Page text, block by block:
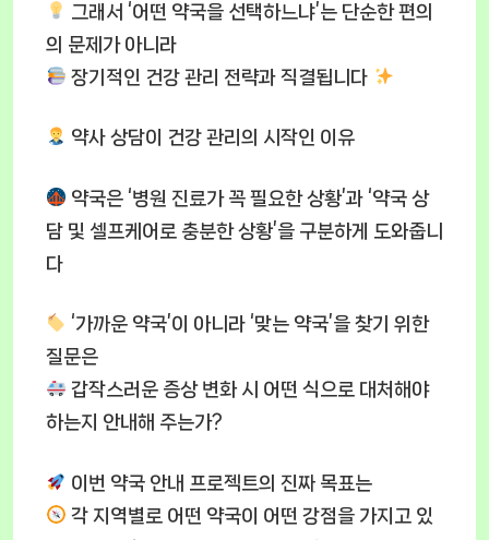
그래서 ‘어떤 약국을 선택하느냐’는 단순한 편의
의 문제가 아니라
장기적인 건강 관리 전략과 직결됩니다
약사 상담이 건강 관리의 시작인 이유
약국은 ‘병원 진료가 꼭 필요한 상황’과 ‘약국 상
담 및 셀프케어로 충분한 상황’을 구분하게 도와줍니
다
‘가까운 약국’이 아니라 ‘맞는 약국’을 찾기 위한
질문은
갑작스러운 증상 변화 시 어떤 식으로 대처해야
하는지 안내해 주는가?
이번 약국 안내 프로젝트의 진짜 목표는
각 지역별로 어떤 약국이 어떤 강점을 가지고 있